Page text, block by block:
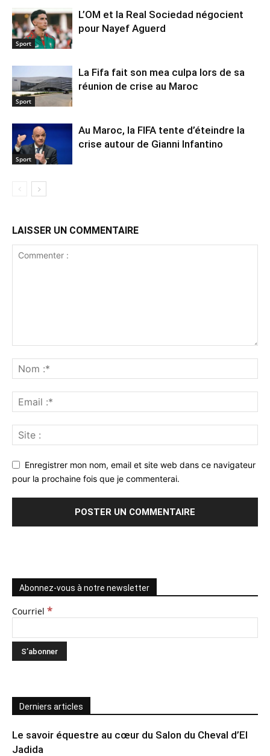
Sport
L’OM et la Real Sociedad négocient
pour Nayef Aguerd
Sport
La Fifa fait son mea culpa lors de sa
réunion de crise au Maroc
Sport
Au Maroc, la FIFA tente d’éteindre la
crise autour de Gianni Infantino
LAISSER UN COMMENTAIRE
Enregistrer mon nom, email et site web dans ce navigateur
pour la prochaine fois que je commenterai.
Abonnez-vous à notre newsletter
Courriel *
Derniers articles
Le savoir équestre au cœur du Salon du Cheval d’El
Jadida